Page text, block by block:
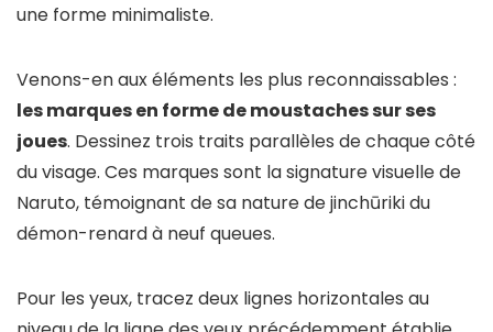
une forme minimaliste.
Venons-en aux éléments les plus reconnaissables :
les marques en forme de moustaches sur ses
joues. Dessinez trois traits parallèles de chaque côté
du visage. Ces marques sont la signature visuelle de
Naruto, témoignant de sa nature de jinchūriki du
démon-renard à neuf queues.
Pour les yeux, tracez deux lignes horizontales au